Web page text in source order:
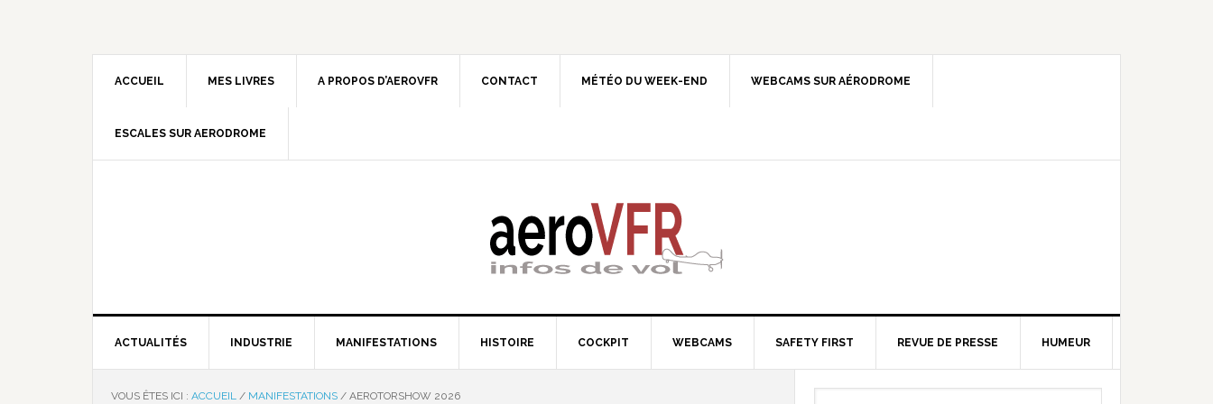
ACCUEIL MES LIVRES A PROPOS D’AEROVFR CONTACT MÉTÉO DU WEEK-END WEBCAMS SUR AÉRODROME
ESCALES SUR AERODROME
ACTUALITÉS INDUSTRIE MANIFESTATIONS HISTOIRE COCKPIT WEBCAMS SAFETY FIRST REVUE DE PRESSE HUMEUR
VOUS ÊTES ICI : ACCUEIL / MANIFESTATIONS / AEROTORSHOW 2026